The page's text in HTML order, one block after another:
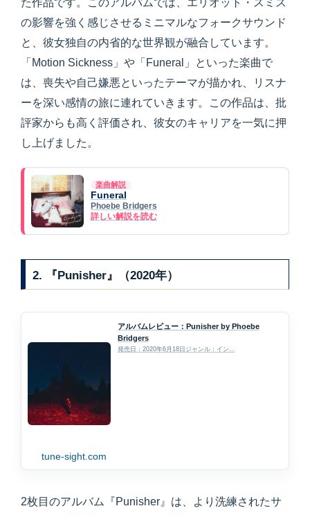
た作品です。このアルバムでは、エリオット・スミス
の影響を強く感じさせるミニマルなフォークサウンド
と、彼女独自の内省的な世界観が融合しています。
「Motion Sickness」や「Funeral」といった楽曲で
は、喪失や自己嫌悪といったテーマが描かれ、リスナ
ーを深い感情の旅に連れていきます。この作品は、批
評家からも高く評価され、彼女のキャリアを一気に押
し上げました。
楽曲解説
Funeral
Phoebe Bridgers
詳しい解説を読む
2. 『Punisher』（2020年）
アルバムレビュー：Punisher by Phoebe
Bridgers
発売日：2020年6月18日ジャンル：イン...
tune-sight.com
2枚目のアルバム『Punisher』は、より洗練されたサ